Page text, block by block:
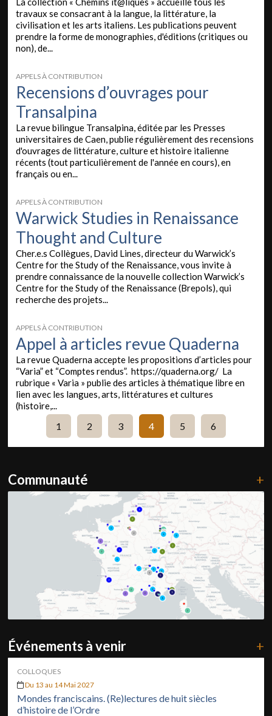
travaux se consacrant à la langue, la littérature, la
civilisation et les arts italiens. Les publications peuvent
prendre la forme de monographies, d'éditions (critiques ou
non), de...
APPELS À CONTRIBUTION
Recensions d’ouvrages pour
Transalpina
La revue bilingue Transalpina, éditée par les Presses
universitaires de Caen, publie régulièrement des recensions
d'ouvrages de littérature, culture et histoire italienne
récents (tout particulièrement de l'année en cours), en
français ou en...
APPELS À CONTRIBUTION
Warwick Studies in Renaissance
Thought and Culture
Cher.e.s Collègues, David Lines, directeur du Warwick’s
Centre for the Study of the Renaissance, vous invite à
prendre connaissance de la nouvelle collection Warwick’s
Centre for the Study of the Renaissance (Brepols), qui
recherche des projets...
APPELS À CONTRIBUTION
Appel à articles revue Quaderna
La revue Quaderna accepte les propositions d’articles pour
“Varia” et “Comptes rendus”. https://quaderna.org/ La
rubrique « Varia » publie des articles à thématique libre en
lien avec les langues, arts, littératures et cultures
(histoire,...
1 2 3 4 5 6
Communauté +
Événements à venir +
COLLOQUES
Du 13 au 14 Mai 2027
Mondes franciscains. (Re)lectures de huit siècles
d’histoire de l’Ordre